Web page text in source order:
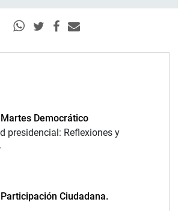
Democrático
presidencial: Reflexiones y
Ciudadana.